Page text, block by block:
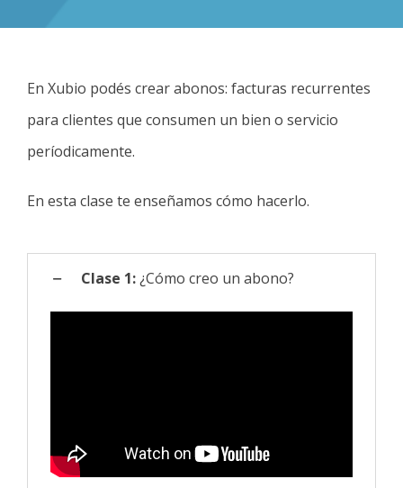
En Xubio podés crear abonos: facturas recurrentes
para clientes que consumen un bien o servicio
períodicamente.
En esta clase te enseñamos cómo hacerlo.
Clase 1:¿Cómo creo un abono?